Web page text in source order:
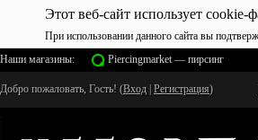
Этот веб-сайт использует
При использовании данного сайта вы
Наши магазины:
Piercingmarket — пирсинг
Добро пожаловать, Гость! (Вход Регистрация)